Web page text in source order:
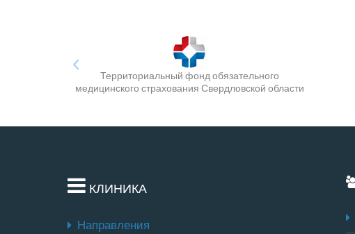
Территориальный фонд обязательного
медицинского страхования Свердловской области
КЛИНИКА
Направления